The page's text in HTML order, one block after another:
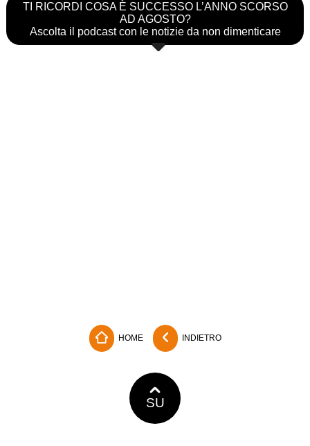
TI RICORDI COSA È SUCCESSO L’ANNO SCORSO
AD AGOSTO?
Ascolta il podcast con le notizie da non dimenticare
HOME INDIETRO
SU